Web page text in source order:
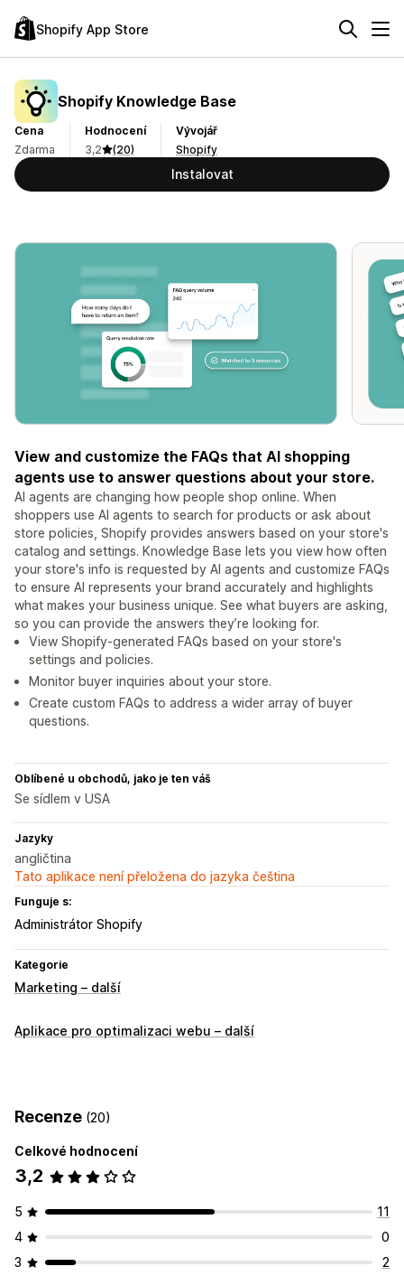
Shopify App Store
Shopify Knowledge Base
Cena
Zdarma
Hodnocení
3,2
(20)
Vývojář
Shopify
Instalovat
View and customize the FAQs that AI shopping
agents use to answer questions about your store.
AI agents are changing how people shop online. When
shoppers use AI agents to search for products or ask about
store policies, Shopify provides answers based on your store's
catalog and settings. Knowledge Base lets you view how often
your store's info is requested by AI agents and customize FAQs
to ensure AI represents your brand accurately and highlights
what makes your business unique. See what buyers are asking,
so you can provide the answers they’re looking for.
View Shopify-generated FAQs based on your store's
settings and policies.
Monitor buyer inquiries about your store.
Create custom FAQs to address a wider array of buyer
questions.
Oblíbené u obchodů, jako je ten váš
Se sídlem v USA
Jazyky
angličtina
Tato aplikace není přeložena do jazyka čeština
Funguje s:
Administrátor Shopify
Kategorie
Marketing – další
Aplikace pro optimalizaci webu – další
Recenze (20)
Celkové hodnocení
3,2
5
11
4
0
3
2